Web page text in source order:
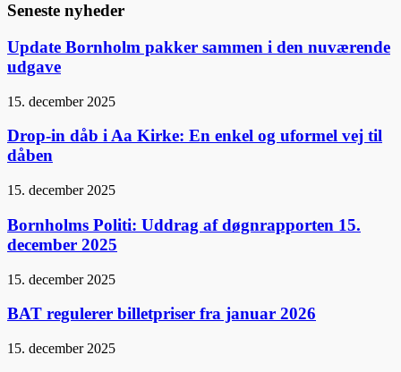
Seneste nyheder
Update Bornholm pakker sammen i den nuværende
udgave
15. december 2025
Drop-in dåb i Aa Kirke: En enkel og uformel vej til
dåben
15. december 2025
Bornholms Politi: Uddrag af døgnrapporten 15.
december 2025
15. december 2025
BAT regulerer billetpriser fra januar 2026
15. december 2025